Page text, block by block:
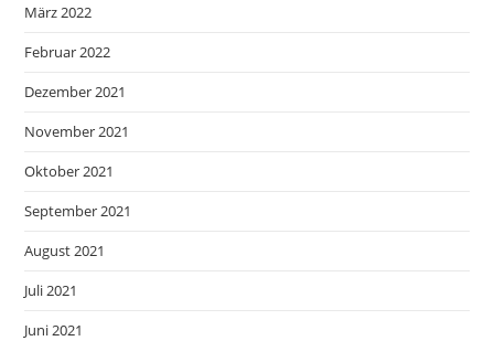
März 2022
Februar 2022
Dezember 2021
November 2021
Oktober 2021
September 2021
August 2021
Juli 2021
Juni 2021